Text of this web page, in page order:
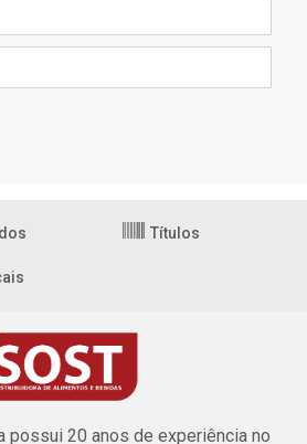
Títulos
possui 20 anos de experiência no